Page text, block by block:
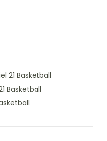
21 Basketball
Basketball